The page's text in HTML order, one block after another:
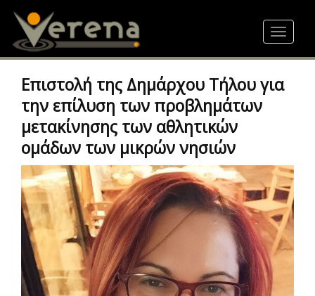
content
Toggle
Επιστολή της Δημάρχου Τήλου για
την επίλυση των προβλημάτων
μετακίνησης των αθλητικών
ομάδων των μικρών νησιών